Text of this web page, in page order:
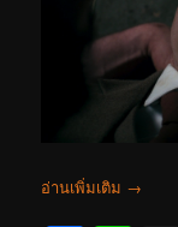
อ่านเพิ่มเติม →